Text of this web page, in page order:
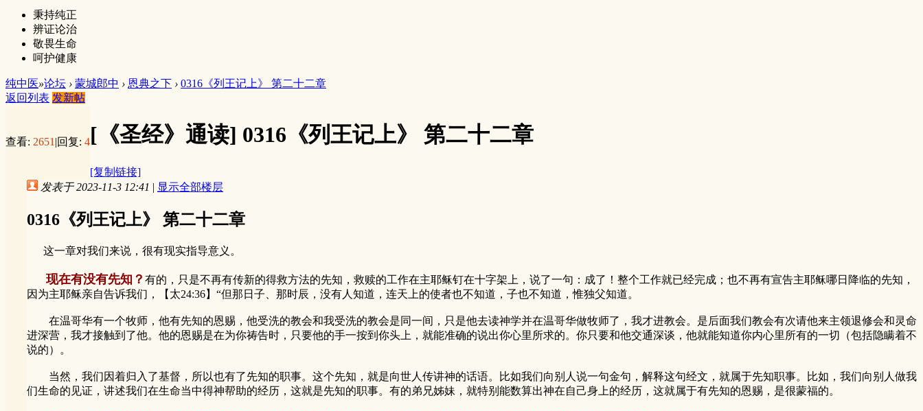
秉持纯正
辨证论治
敬畏生命
呵护健康
纯中医»论坛 › 蒙城郎中 › 恩典之下 › 0316《列王记上》 第二十二章
返回列表 发新帖
查看: 2651 |回复: 4[《圣经》通读] 0316《列王记上》 第二十二章
[复制链接]
发表于 2023-11-3 12:41 | 显示全部楼层
0316《列王记上》 第二十二章
这一章对我们来说，很有现实指导意义。
现在有没有先知？ 有的，只是不再有传新的得救方法的先知，救赎的工作在主耶稣钉在十字架上，说了一句：成了！整个工作就已经完成；也不再有宣告主耶稣哪日降临的先知，
因为主耶稣亲自告诉我们，【太24:36】“但那日子、那时辰，没有人知道，连天上的使者也不知道，子也不知道，惟独父知道。
在温哥华有一个牧师，他有先知的恩赐，他受洗的教会和我受洗的教会是同一间，只是他去读神学并在温哥华做牧师了，我才进教会。是后面我们教会有次请他来主领退修会和灵命
进深营，我才接触到了他。他的恩赐是在为你祷告时，只要他的手一按到你头上，就能准确的说出你心里所求的。你只要和他交通深谈，他就能知道你内心里所有的一切（包括隐瞒着不
说的）。
当然，我们因着归入了基督，所以也有了先知的职事。这个先知，就是向世人传讲神的话语。比如我们向别人说一句金句，解释这句经文，就属于先知职事。比如，我们向别人做我
们生命的见证，讲述我们在生命当中得神帮助的经历，这就是先知的职事。有的弟兄姊妹，就特别能数算出神在自己身上的经历，这就属于有先知的恩赐，是很蒙福的。